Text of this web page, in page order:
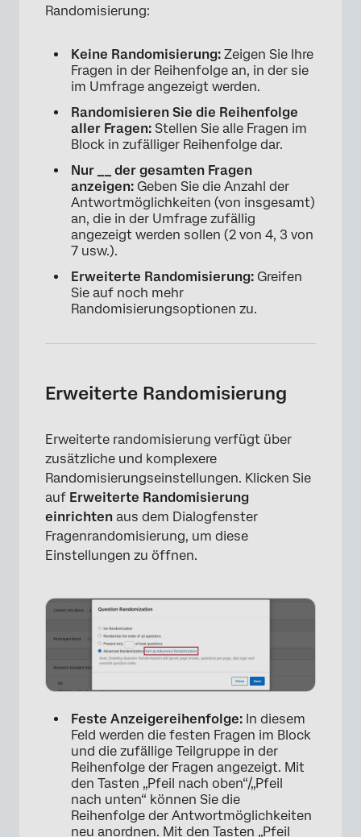
×
Randomisierung:
Keine Randomisierung: Zeigen Sie Ihre
Fragen in der Reihenfolge an, in der sie
im Umfrage angezeigt werden.
Randomisieren Sie die Reihenfolge
aller Fragen: Stellen Sie alle Fragen im
Block in zufälliger Reihenfolge dar.
Nur __ der gesamten Fragen
anzeigen: Geben Sie die Anzahl der
Antwortmöglichkeiten (von insgesamt)
an, die in der Umfrage zufällig
angezeigt werden sollen (2 von 4, 3 von
7 usw.).
Erweiterte Randomisierung: Greifen
Sie auf noch mehr
Randomisierungsoptionen zu.
Erweiterte Randomisierung
Erweiterte randomisierung verfügt über
zusätzliche und komplexere
Randomisierungseinstellungen. Klicken Sie
auf Erweiterte Randomisierung
einrichten aus dem Dialogfenster
Fragenrandomisierung, um diese
Einstellungen zu öffnen.
Feste Anzeigereihenfolge: In diesem
Feld werden die festen Fragen im Block
und die zufällige Teilgruppe in der
Reihenfolge der Fragen angezeigt. Mit
den Tasten „Pfeil nach oben“/„Pfeil
nach unten“ können Sie die
Reihenfolge der Antwortmöglichkeiten
neu anordnen. Mit den Tasten „Pfeil